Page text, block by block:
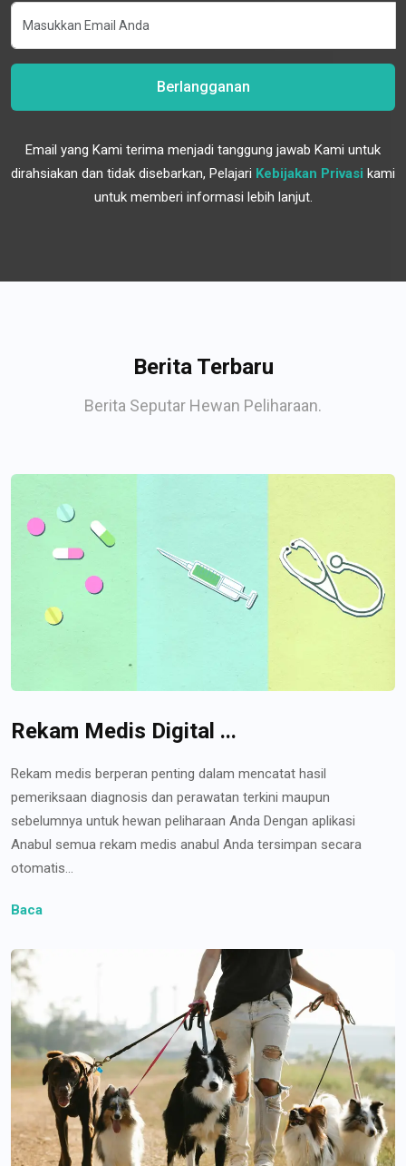
Berlangganan
Email yang Kami terima menjadi tanggung jawab Kami untuk
dirahsiakan dan tidak disebarkan, Pelajari Kebijakan Privasi kami
untuk memberi informasi lebih lanjut.
Berita Terbaru
Berita Seputar Hewan Peliharaan.
Rekam Medis Digital ...
Rekam medis berperan penting dalam mencatat hasil
pemeriksaan diagnosis dan perawatan terkini maupun
sebelumnya untuk hewan peliharaan Anda Dengan aplikasi
Anabul semua rekam medis anabul Anda tersimpan secara
otomatis...
Baca